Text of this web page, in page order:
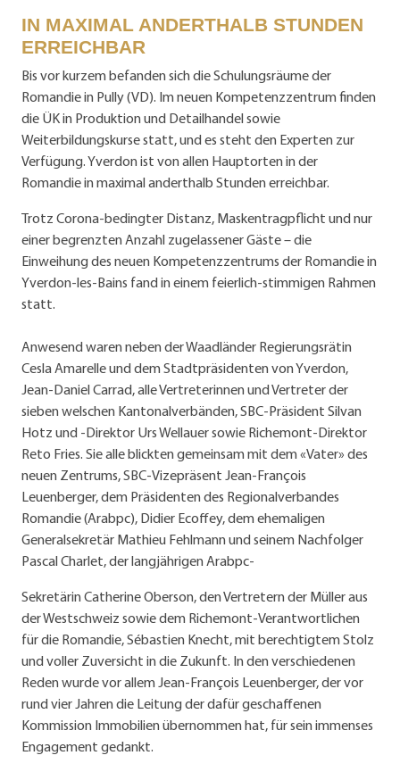
IN MAXIMAL ANDERTHALB STUNDEN
ERREICHBAR
Bis vor kurzem befanden sich die Schulungsräume der
Romandie in Pully (VD). Im neuen Kompetenzzentrum finden
die ÜK in Produktion und Detailhandel sowie
Weiterbildungskurse statt, und es steht den Experten zur
Verfügung. Yverdon ist von allen Hauptorten in der
Romandie in maximal anderthalb Stunden erreichbar.
Trotz Corona-bedingter Distanz, Maskentragpflicht und nur
einer begrenzten Anzahl zugelassener Gäste – die
Einweihung des neuen Kompetenzzentrums der Romandie in
Yverdon-les-Bains fand in einem feierlich-stimmigen Rahmen
statt.
Anwesend waren neben der Waadländer Regierungsrätin
Cesla Amarelle und dem Stadtpräsidenten von Yverdon,
Jean-Daniel Carrad, alle Vertreterinnen und Vertreter der
sieben welschen Kantonalverbänden, SBC-Präsident Silvan
Hotz und -Direktor Urs Wellauer sowie Richemont-Direktor
Reto Fries. Sie alle blickten gemeinsam mit dem «Vater» des
neuen Zentrums, SBC-Vizepräsent Jean-François
Leuenberger, dem Präsidenten des Regionalverbandes
Romandie (Arabpc), Didier Ecoffey, dem ehemaligen
Generalsekretär Mathieu Fehlmann und seinem Nachfolger
Pascal Charlet, der langjährigen Arabpc-
Sekretärin Catherine Oberson, den Vertretern der Müller aus
der Westschweiz sowie dem Richemont-Verantwortlichen
für die Romandie, Sébastien Knecht, mit berechtigtem Stolz
und voller Zuversicht in die Zukunft. In den verschiedenen
Reden wurde vor allem Jean-François Leuenberger, der vor
rund vier Jahren die Leitung der dafür geschaffenen
Kommission Immobilien übernommen hat, für sein immenses
Engagement gedankt.